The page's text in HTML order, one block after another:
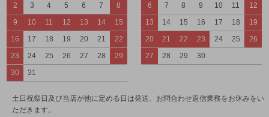
2
3 4 5 6 7
8
9
10 11 12 13 14
15
16
17 18 19 20 21
22
23
24 25 26 27 28
29
30
31
6
7 8 9 10 11
12
13
14 15 16 17 18
19
20
21 22 23 24 25
26
27
28 29 30
土日祝祭日及び当店が他に定める日は発送、お問合わせ返信業務をお休みをい
ただきます。